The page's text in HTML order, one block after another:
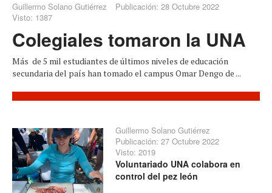
Guillermo Solano Gutiérrez
Publicación: 28 Octubre 2022
Visto: 1387
Colegiales tomaron la UNA
Más de 5 mil estudiantes de últimos niveles de educación
secundaria del país han tomado el campus Omar Dengo de ...
Guillermo Solano Gutiérrez
Publicación: 27 Octubre 2022
Visto: 2019
Voluntariado UNA colabora en
control del pez león